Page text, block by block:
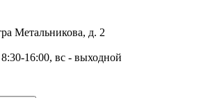
Метальникова, д. 2
16:00, вс - выходной